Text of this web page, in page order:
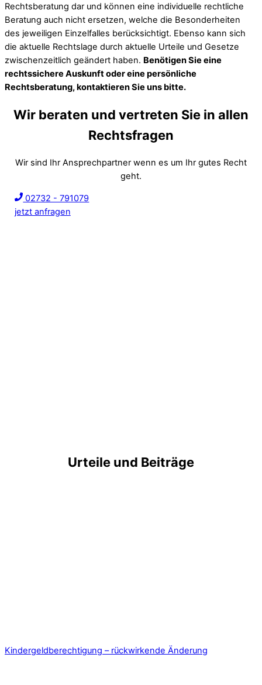
Rechtsberatung dar und können eine individuelle rechtliche
Beratung auch nicht ersetzen, welche die Besonderheiten
des jeweiligen Einzelfalles berücksichtigt. Ebenso kann sich
die aktuelle Rechtslage durch aktuelle Urteile und Gesetze
zwischenzeitlich geändert haben. Benötigen Sie eine
rechtssichere Auskunft oder eine persönliche
Rechtsberatung, kontaktieren Sie uns bitte.
Wir beraten und vertreten Sie in allen
Rechtsfragen
Wir sind Ihr Ansprechpartner wenn es um Ihr gutes Recht
geht.
02732 - 791079
jetzt anfragen
Urteile und Beiträge
Kindergeldberechtigung – rückwirkende Änderung